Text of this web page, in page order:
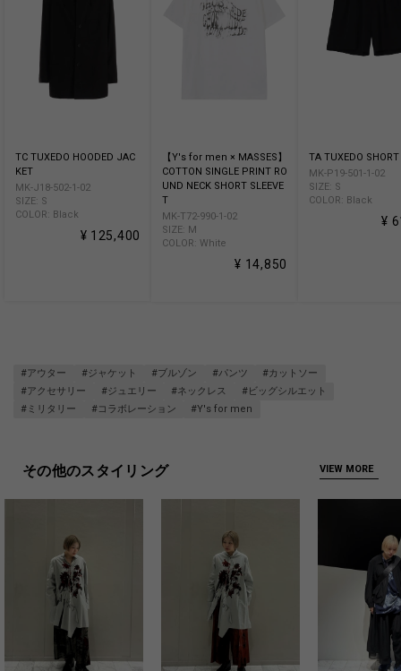
TC TUXEDO HOODED JAC
KET
MK-J18-502-1-02
SIZE: S
COLOR: Black
¥ 125,400
【Y's for men × MASSES】
COTTON SINGLE PRINT RO
UND NECK SHORT SLEEVE
T
MK-T72-990-1-02
SIZE: M
COLOR: White
¥ 14,850
TA TUXEDO
MK-P19-501-1-02
SIZE: S
COLOR: Black
¥
#アウター #ジャケット #ブルゾン #パンツ
#カットソー
#アクセサリー
#ジュエリー #ネックレス
#ビッグシルエット
#ミリタリー
#コラボレーション #Y's for men
その他のスタイリング VIEW MORE